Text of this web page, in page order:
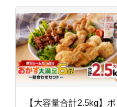
【大容量合計2.5kg】ボ